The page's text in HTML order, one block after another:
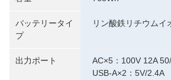
バッテリータイ
プ
出力ポート
リン酸鉄リチウムイ
AC×5：100V 12A
USB-A×2：5V/2.4A